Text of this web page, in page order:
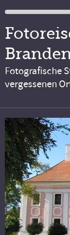
Fotografische
vergessenen